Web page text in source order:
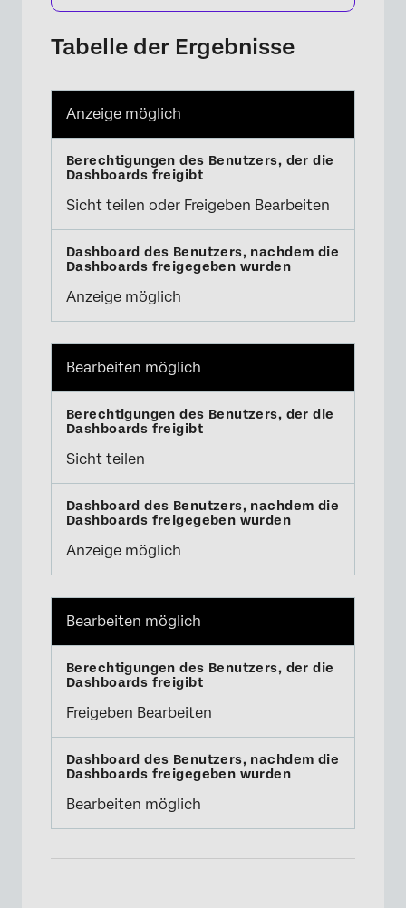
×
Tabelle der Ergebnisse
Anzeige möglich
Sicht teilen oder Freigeben Bearbeiten
Anzeige möglich
Bearbeiten möglich
Sicht teilen
Anzeige möglich
Bearbeiten möglich
Freigeben Bearbeiten
Bearbeiten möglich